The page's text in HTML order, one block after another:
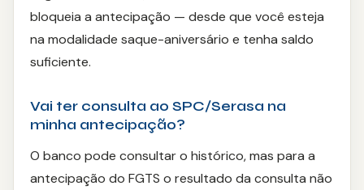
bloqueia a antecipação — desde que você esteja
na modalidade saque-aniversário e tenha saldo
suficiente.
Vai ter consulta ao SPC/Serasa na
minha antecipação?
O banco pode consultar o histórico, mas para a
antecipação do FGTS o resultado da consulta não